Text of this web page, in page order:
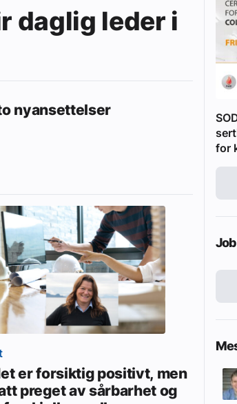
daglig leder i
nyansettelser
er forsiktig positivt, men
preget av sårbarhet og
for